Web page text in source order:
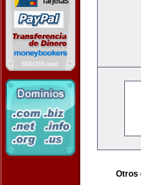
Otros